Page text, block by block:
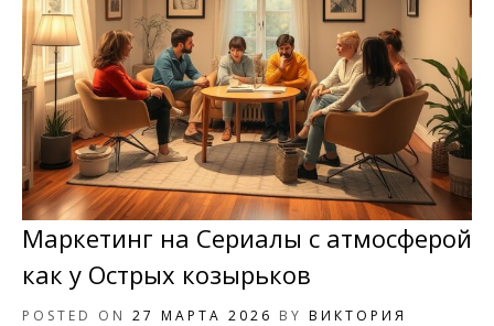
Маркетинг на Сериалы с атмосферой
как у Острых козырьков
POSTED ON 27 МАРТА 2026 BY ВИКТОРИЯ